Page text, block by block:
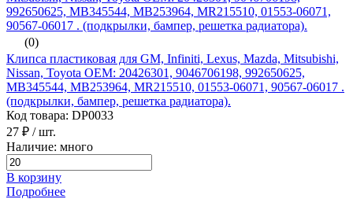
(0)
Клипса пластиковая для GM, Infiniti, Lexus, Mazda, Mitsubishi,
Nissan, Toyota ОЕМ: 20426301, 9046706198, 992650625,
MB345544, MB253964, MR215510, 01553-06071, 90567-06017 .
(подкрылки, бампер, решетка радиатора).
Код товара: DP0033
27 ₽ / шт.
Наличие: много
В корзину
Подробнее